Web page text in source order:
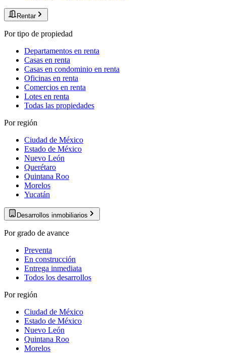
Rentar
Por tipo de propiedad
Departamentos en renta
Casas en renta
Casas en condominio en renta
Oficinas en renta
Comercios en renta
Lotes en renta
Todas las propiedades
Por región
Ciudad de México
Estado de México
Nuevo León
Querétaro
Quintana Roo
Morelos
Yucatán
Desarrollos inmobiliarios
Por grado de avance
Preventa
En construcción
Entrega inmediata
Todos los desarrollos
Por región
Ciudad de México
Estado de México
Nuevo León
Quintana Roo
Morelos